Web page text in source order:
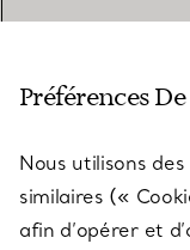
SERVICES
Préférences
Nous utilisons
similaires («
afin d’opérer et